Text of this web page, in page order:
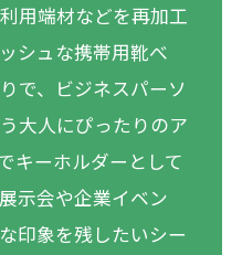
用端材などを再加工
シュな携帯用靴べ
で、ビジネスパーソ
大人にぴったりのア
キーホルダーとして
示会や企業イベン
印象を残したいシー